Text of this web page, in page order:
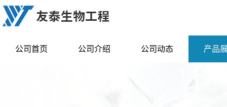
公司首页 公司介绍 公司动态 产品